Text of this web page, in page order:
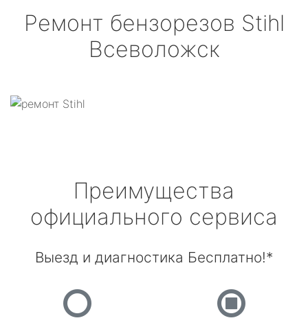
Ремонт бензорезов Stihl
Всеволожск
Преимущества
официального сервиса
Выезд и диагностика Бесплатно!*